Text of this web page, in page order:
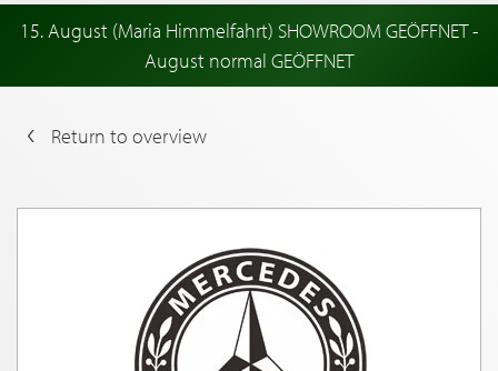
15. August (Maria Himmelfahrt) SHOWROOM GEÖFFNET -
August normal GEÖFFNET
Return to overview